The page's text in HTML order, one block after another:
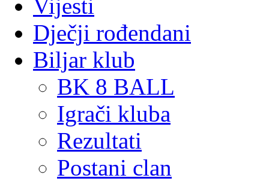
Vijesti
Dječji rođendani
Biljar klub
BK 8 BALL
Igrači kluba
Rezultati
Postani clan